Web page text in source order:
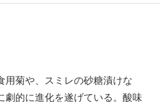
菊や、スミレの砂糖漬けな
劇的に進化を遂げている。酸味